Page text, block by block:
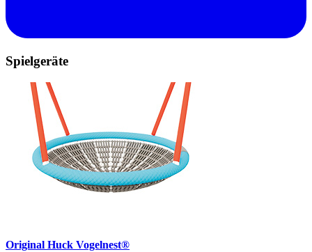
Spielgeräte
Original Huck Vogelnest®